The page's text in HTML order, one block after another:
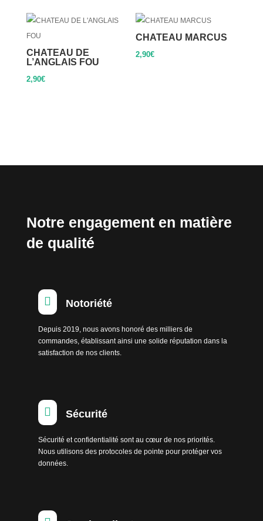
CHATEAU DE
L’ANGLAIS FOU
2,90€
CHATEAU MARCUS
2,90€
Notre engagement en matière
de qualité
 Notoriété
Depuis 2019, nous avons honoré des milliers de
commandes, établissant ainsi une solide réputation dans la
satisfaction de nos clients.
 Sécurité
Sécurité et confidentialité sont au cœur de nos priorités.
Nous utilisons des protocoles de pointe pour protéger vos
données.